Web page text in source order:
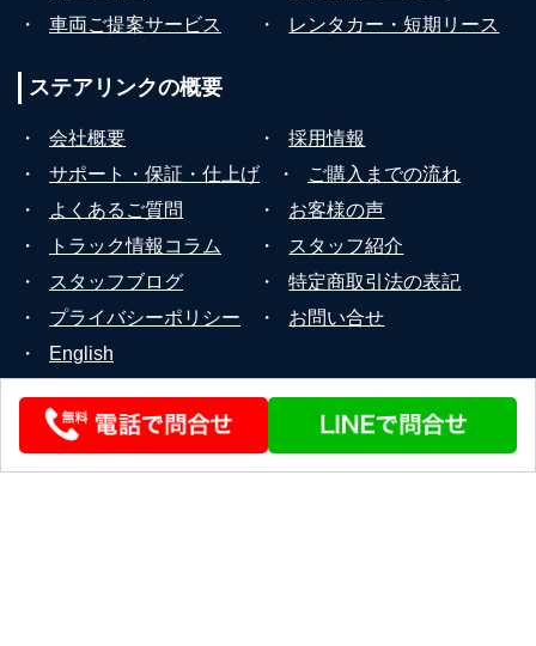
・
車両ご提案サービス ・ レンタカー・短期リース
ステアリンクの概要
・ 会社概要 ・
採用情報
・
サポート・保証・仕上げ ・
ご購入までの流れ
・
よくあるご質問 ・
お客様の声
・
トラック情報コラム ・
スタッフ紹介
・
スタッフブログ ・
特定商取引法の表記
・
プライバシーポリシー ・
お問い合せ
・
English
© 2026 STEERLINK Co.,Ltd